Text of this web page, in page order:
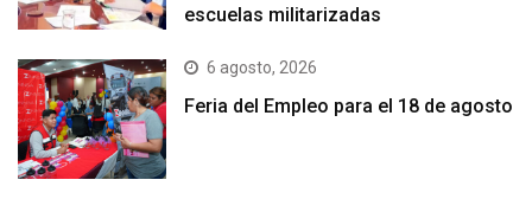
escuelas militarizadas
6 agosto, 2026
Feria del Empleo para el 18 de agosto